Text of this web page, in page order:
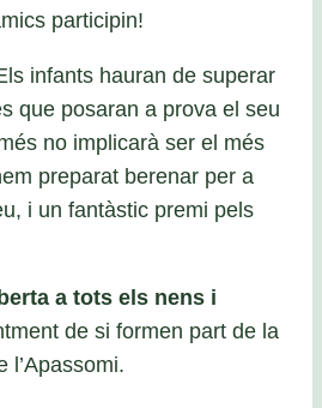
participin!
infants hauran de superar
que posaran a prova el seu
no implicarà ser el més
preparat berenar per a
i un fantàstic premi pels
a tots els nens i
de si formen part de la
l’Apassomi.